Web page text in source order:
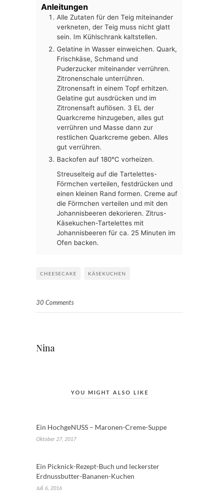
Anleitungen
Alle Zutaten für den Teig miteinander
verkneten, der Teig muss nicht glatt
sein. Im Kühlschrank kaltstellen.
Gelatine in Wasser einweichen. Quark,
Frischkäse, Schmand und
Puderzucker miteinander verrühren.
Zitronenschale unterrühren.
Zitronensaft in einem Topf erhitzen.
Gelatine gut ausdrücken und im
Zitronensaft auflösen. 3 EL der
Quarkcreme hinzugeben, alles gut
verrühren und Masse dann zur
restlichen Quarkcreme geben. Alles
gut verrühren.
Backofen auf 180°C vorheizen.
Streuselteig auf die Tartelettes-
Förmchen verteilen, festdrücken und
einen kleinen Rand formen. Creme auf
die Förmchen verteilen und mit den
Johannisbeeren dekorieren. Zitrus-
Käsekuchen-Tartelettes mit
Johannisbeeren für ca. 25 Minuten im
Ofen backen.
CHEESECAKE KÄSEKUCHEN
30 Comments
Nina
YOU MIGHT ALSO LIKE
Ein HochgeNUSS – Maronen-Creme-Suppe
Oktober 27, 2017
Ein Picknick-Rezept-Buch und leckerster
Erdnussbutter-Bananen-Kuchen
Juli 6, 2016